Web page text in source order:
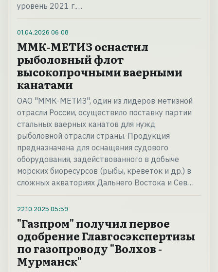
уровень 2021 г.…
01.04.2026 06:08
ММК-МЕТИЗ оснастил
рыболовный флот
высокопрочными ваерными
канатами
ОАО "ММК-МЕТИЗ", один из лидеров метизной
отрасли России, осуществило поставку партии
стальных ваерных канатов для нужд
рыболовной отрасли страны. Продукция
предназначена для оснащения судового
оборудования, задействованного в добыче
морских биоресурсов (рыбы, креветок и др.) в
сложных акваториях Дальнего Востока и Сев…
22.10.2025 05:59
"Газпром" получил первое
одобрение Главгосэкспертизы
по газопроводу "Волхов -
Мурманск"